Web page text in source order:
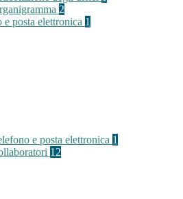
2
e posta elettronica 1
e posta elettronica 1
12